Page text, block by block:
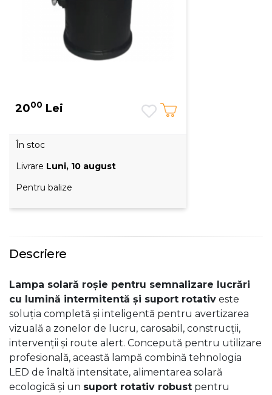
2000 Lei
În stoc
Livrare Luni, 10 august
Pentru balize
Descriere
Lampa solară roșie pentru semnalizare lucrări
cu lumină intermitentă și suport rotativ este
soluția completă și inteligentă pentru avertizarea
vizuală a zonelor de lucru, carosabil, construcții,
intervenții și route alert. Concepută pentru utilizare
profesională, această lampă combină tehnologia
LED de înaltă intensitate, alimentarea solară
ecologică și un suport rotativ robust pentru